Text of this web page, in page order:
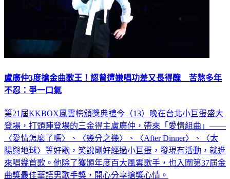
盧廣仲3度搶金曲歌王！認曾遭嫌唱功差又長得醜 苦熬多年
不忍：爭一口氣
第21屆KKBOX風雲榜頒獎典禮今（13）晚在台北小巨蛋盛大
登場，打頭陣登場的三金得主盧廣仲，帶來「愛情組曲」——
〈愛情怎麼了嗎〉、〈幾分之幾〉、〈After Dinner〉、〈太
陽與地球〉等好歌，笑說剛好經過小巨蛋，發現有活動，就進
來唱幾首歌。他除了獲頒年度百大風雲歌手，也入圍第37屆金
曲獎最佳華語男歌手獎，開心分享搶獎心情。